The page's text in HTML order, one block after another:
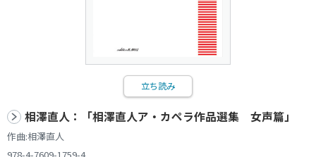
立ち読み
相澤直人：「相澤直人ア・カペラ作品選集 女声篇」
作曲:相澤直人